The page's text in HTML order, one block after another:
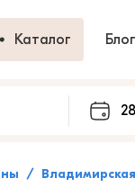
Каталог Блог